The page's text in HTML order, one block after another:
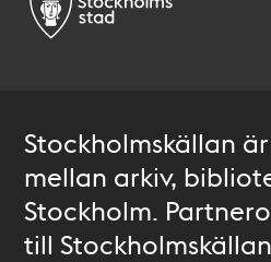
Stockholmskällan
mellan arkiv,
Stockholm.
till